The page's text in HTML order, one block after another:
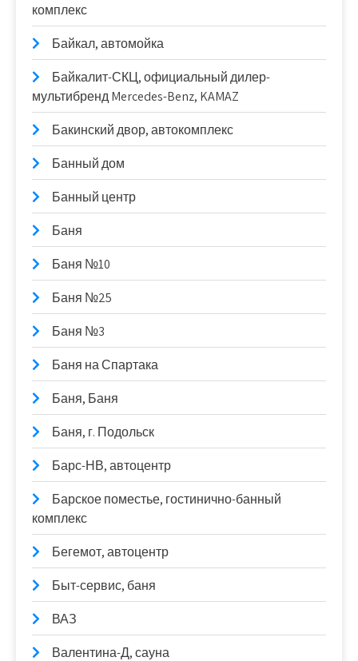
комплекс
Байкал, автомойка
Байкалит-СКЦ, официальный дилер-
мультибренд Mercedes-Benz, KAMAZ
Бакинский двор, автокомплекс
Банный дом
Банный центр
Баня
Баня №10
Баня №25
Баня №3
Баня на Спартака
Баня, Баня
Баня, г. Подольск
Барс-НВ, автоцентр
Барское поместье, гостинично-банный
комплекс
Бегемот, автоцентр
Быт-сервис, баня
ВАЗ
Валентина-Д, сауна